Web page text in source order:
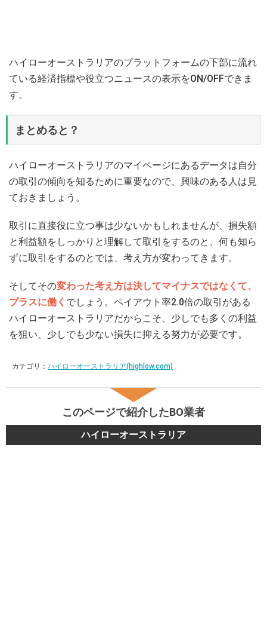
ハイローオーストラリアのプラットフォームの下部に流れ
ている経済指標や役立つニュースの表示をON/OFFできま
す。
まとめると？
ハイローオーストラリアのマイページにあるデータは自分
の取引の傾向を知るために重要なので、興味のある人は見
ておきましょう。
取引に直接役に立つ事は少ないかもしれませんが、損失額
と利益額をしっかりと理解して取引をするのと、何も知ら
ずに取引をするのとでは、考え方が変わってきます。
そしてその変わった考え方は決してマイナスではなくて、
プラスに働く でしょう。ペイアウト率2.0倍の取引がある
ハイローオーストラリアだからこそ、少しでも多くの利益
を狙い、少しでも少ない損失に抑える努力が必要です。
カテゴリ： ハイローオーストラリア(highlow.com)
このページで紹介したBO業者
ハイローオーストラリア